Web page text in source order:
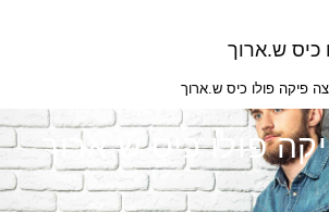
כיס ש.ארוך
פיקה פולו כיס ש.ארוך
פולו כיס ש.ארוך